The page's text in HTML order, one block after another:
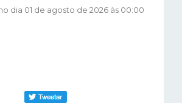
dia 01 de agosto de 2026 às 00:00